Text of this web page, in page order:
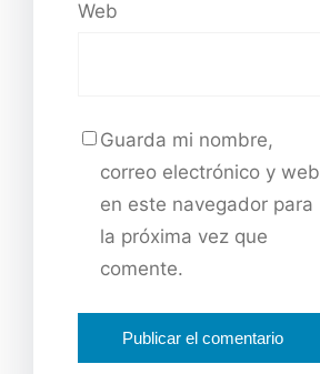
Web
Guarda mi nombre,
correo electrónico y web
en este navegador para
la próxima vez que
comente.